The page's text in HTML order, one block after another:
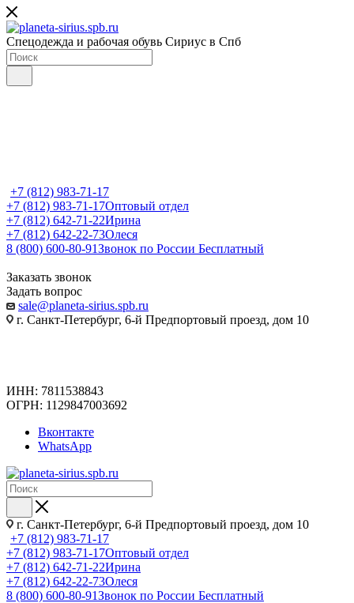
Спецодежда и рабочая обувь Сириус в Спб
+7 (812) 983-71-17
+7 (812) 983-71-17Оптовый отдел
+7 (812) 642-71-22Ирина
+7 (812) 642-22-73Олеся
8 (800) 600-80-91Звонок по России Бесплатный
Заказать звонок
Задать вопрос
sale@planeta-sirius.spb.ru
г. Санкт-Петербург, 6-й Предпортовый проезд, дом 10
ИНН: 7811538843
ОГРН: 1129847003692
Вконтакте
WhatsApp
г. Санкт-Петербург, 6-й Предпортовый проезд, дом 10
+7 (812) 983-71-17
+7 (812) 983-71-17Оптовый отдел
+7 (812) 642-71-22Ирина
+7 (812) 642-22-73Олеся
8 (800) 600-80-91Звонок по России Бесплатный